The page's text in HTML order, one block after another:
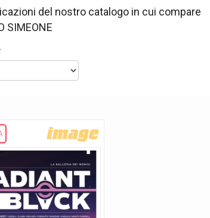
del nostro catalogo in cui compare
SIMEONE